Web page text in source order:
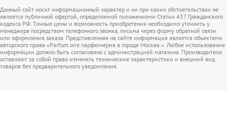
Данный сайт носит информационный характер и ни при каких обстоятельствах не
является публичной офертой, определяемой положениями Статьи 437 Гражданского
кодекса РФ. Точные цены и возможность приобретения необходимо уточнить у
менеджера посредством телефонного звонка, письма через форму обратной связи
или оформления заказа. Представленная на сайте информация является объектами
авторского права «Parfum.one парфюмерия в городе Москва.». Любое использование
информации должно быть согласовано с администрацией магазина. Производители
оставляют за собой право изменять технические характеристики и внешний вид
товаров без предварительного уведомления.